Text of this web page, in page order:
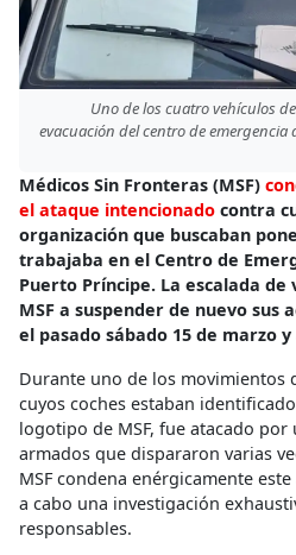
Uno de los cuatro vehículos
evacuación del centro de emergencia
Médicos Sin Fronteras (MSF)
el ataque intencionado contra
organización que buscaban
trabajaba en el Centro de
Puerto Príncipe. La escalada
MSF a suspender de nuevo sus
el pasado sábado 15 de marzo
Durante uno de los movimientos
cuyos coches estaban
logotipo de MSF, fue atacado
armados que dispararon varias
MSF condena enérgicamente
a cabo una investigación
responsables.